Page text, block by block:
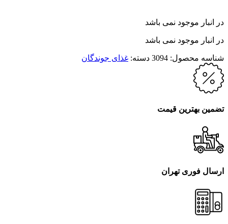
در انبار موجود نمی باشد
در انبار موجود نمی باشد
شناسه محصول: 3094 دسته: غذای جوندگان
تضمین بهترین قیمت
ارسال فوری تهران